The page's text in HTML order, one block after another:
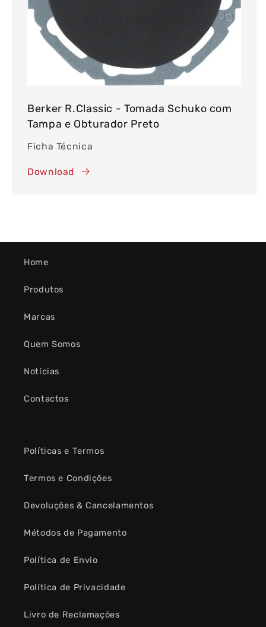
Berker R.Classic - Tomada Schuko com
Tampa e Obturador Preto
Ficha Técnica
Download
Home
Produtos
Marcas
Quem Somos
Notícias
Contactos
Políticas e Termos
Termos e Condições
Devoluções & Cancelamentos
Métodos de Pagamento
Política de Envio
Política de Privacidade
Livro de Reclamações